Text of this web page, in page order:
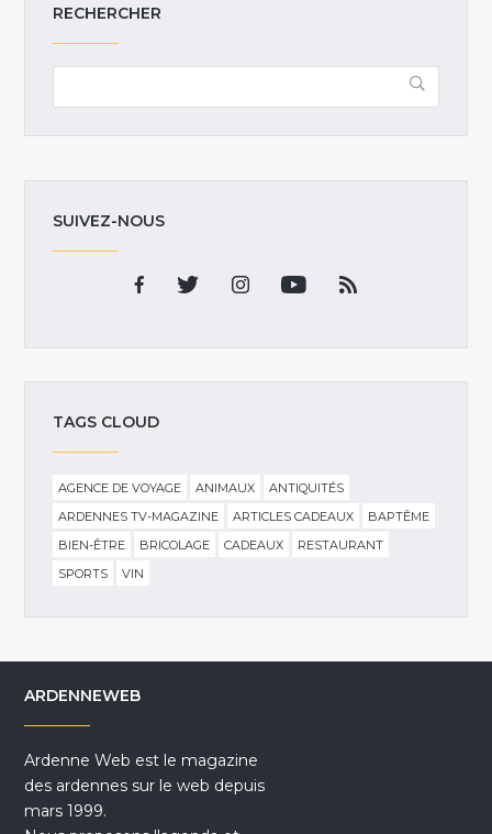
RECHERCHER
SUIVEZ-NOUS
TAGS CLOUD
AGENCE DE VOYAGE ANIMAUX
ANTIQUITÉS
ARDENNES TV-MAGAZINE
ARTICLES CADEAUX
BAPTÊME
BIEN-ÊTRE
BRICOLAGE CADEAUX
RESTAURANT
SPORTS
VIN
ARDENNEWEB
Ardenne Web est le magazine
des ardennes sur le web depuis
mars 1999.